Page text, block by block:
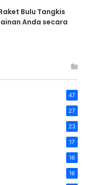
Bulu Tangkis
Anda secara
47
27
23
17
16
16